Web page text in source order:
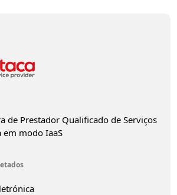
de Prestador Qualificado de Serviços
em modo IaaS